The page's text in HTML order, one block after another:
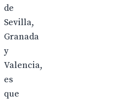
de
Sevilla,
Granada
y
Valencia,
es
que